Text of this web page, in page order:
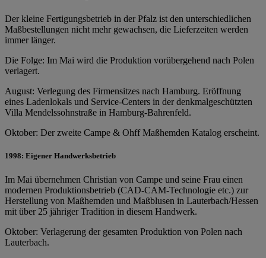
Der kleine Fertigungsbetrieb in der Pfalz ist den unterschiedlichen
Maßbestellungen nicht mehr gewachsen, die Lieferzeiten werden
immer länger.
Die Folge: Im Mai wird die Produktion vorübergehend nach Polen
verlagert.
August: Verlegung des Firmensitzes nach Hamburg. Eröffnung
eines Ladenlokals und Service-Centers in der denkmalgeschützten
Villa Mendelssohnstraße in Hamburg-Bahrenfeld.
Oktober: Der zweite Campe & Ohff Maßhemden Katalog erscheint.
1998: Eigener Handwerksbetrieb
Im Mai übernehmen Christian von Campe und seine Frau einen
modernen Produktionsbetrieb (CAD-CAM-Technologie etc.) zur
Herstellung von Maßhemden und Maßblusen in Lauterbach/Hessen
mit über 25 jähriger Tradition in diesem Handwerk.
Oktober: Verlagerung der gesamten Produktion von Polen nach
Lauterbach.